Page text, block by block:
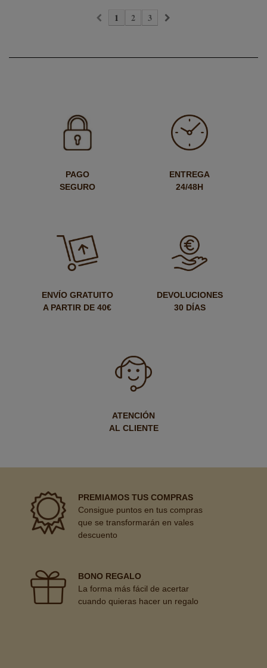
1 2 3
PAGO
SEGURO
ENTREGA
24/48H
ENVÍO GRATUITO
A PARTIR DE 40€
DEVOLUCIONES
30 DÍAS
ATENCIÓN
AL CLIENTE
PREMIAMOS TUS COMPRAS
Consigue puntos en tus compras
que se transformarán en vales
descuento
BONO REGALO
La forma más fácil de acertar
cuando quieras hacer un regalo